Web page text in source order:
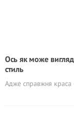
Ось як може
стиль
Адже справжня краса